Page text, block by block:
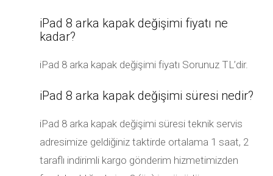
iPad 8 arka kapak değişimi fiyatı ne
kadar?
iPad 8 arka kapak değişimi fiyatı Sorunuz TL’dir.
iPad 8 arka kapak değişimi süresi nedir?
iPad 8 arka kapak değişimi süresi teknik servis
adresimize geldiğiniz taktirde ortalama 1 saat, 2
taraflı indirimli kargo gönderim hizmetimizden